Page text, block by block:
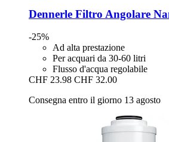
Dennerle Filtro Angolare
-25%
Ad alta prestazione
Per acquari da 30-60 litri
Flusso d'acqua regolabile
CHF 23.98 CHF 32.00
Consegna entro il giorno 13 agosto